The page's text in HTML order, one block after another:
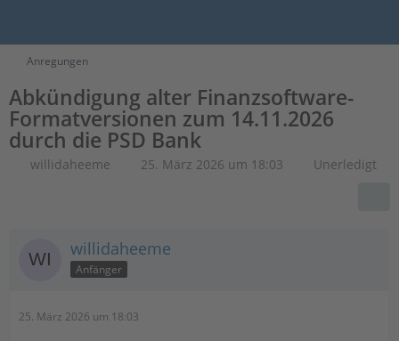
Anregungen
Abkündigung alter Finanzsoftware-
Formatversionen zum 14.11.2026
durch die PSD Bank
willidaheeme 25. März 2026 um 18:03 Unerledigt
willidaheeme
Anfänger
25. März 2026 um 18:03